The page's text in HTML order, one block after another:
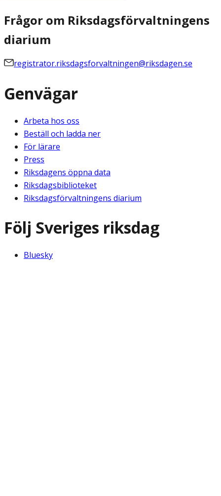
Frågor om Riksdagsförvaltningens
diarium
registrator.riksdagsforvaltningen@riksdagen.se
Genvägar
Arbeta hos oss
Beställ och ladda ner
För lärare
Press
Riksdagens öppna data
Riksdagsbiblioteket
Riksdagsförvaltningens diarium
Följ Sveriges riksdag
Bluesky